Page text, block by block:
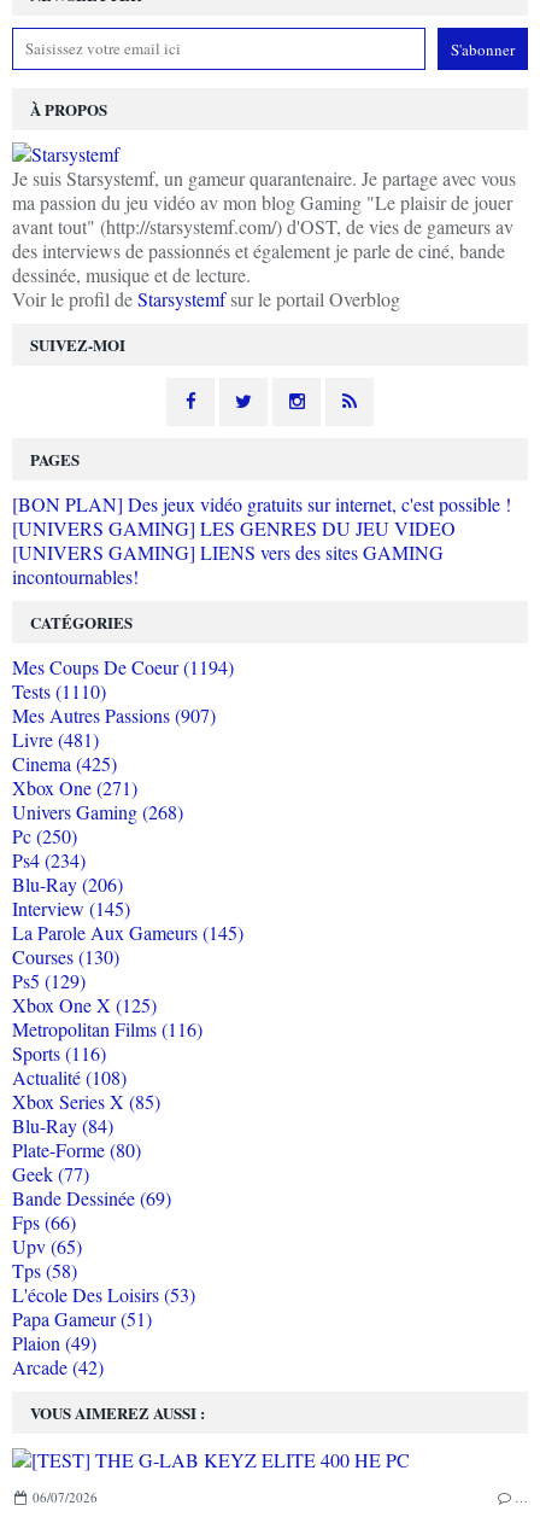
SUIVEZ-MOI
À PROPOS
Je suis Starsystemf, un gameur quarantenaire. Je partage avec vous
ma passion du jeu vidéo av mon blog Gaming "Le plaisir de jouer
avant tout" (http://starsystemf.com/) d'OST, de vies de gameurs av
des interviews de passionnés et également je parle de ciné, bande
dessinée, musique et de lecture.
Voir le profil deStarsystemfsur le portail Overblog
VOUS AIMEREZ AUSSI :
06/07/2026
PAGES
[BON PLAN] Des jeux vidéo gratuits sur internet, c'est possible !
[UNIVERS GAMING] LES GENRES DU JEU VIDEO
[UNIVERS GAMING] LIENS vers des sites GAMING
incontournables!
CATÉGORIES
Mes Coups De Coeur (1194)
Tests (1110)
Mes Autres Passions (907)
Livre (481)
Cinema (425)
Xbox One (271)
Univers Gaming (268)
Pc (250)
Ps4 (234)
Blu-Ray (206)
Interview (145)
La Parole Aux Gameurs (145)
Courses (130)
Ps5 (129)
Xbox One X (125)
Metropolitan Films (116)
Sports (116)
Actualité (108)
Xbox Series X (85)
Blu-Ray (84)
Plate-Forme (80)
Geek (77)
Bande Dessinée (69)
Fps (66)
Upv (65)
Tps (58)
L'école Des Loisirs (53)
Papa Gameur (51)
Plaion (49)
Arcade (42)